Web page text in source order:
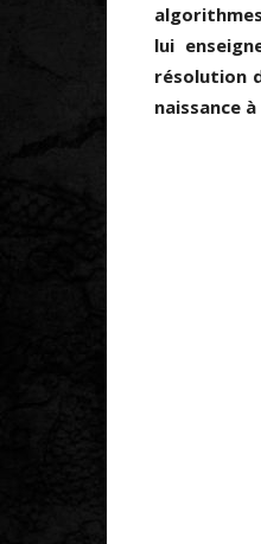
lui
résolution
naissance